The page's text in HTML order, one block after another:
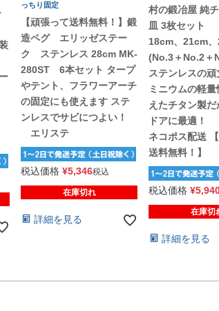
っちり固定
【頑張って送料無料！】鍛
造ペグ エリッゼステー
ク ステンレス 28cm MK-
280ST 6本セット タープ
やテント、フラワーアーチ
の固定にも使えます ステ
ンレスでサビにつよい！
エリステ
税込価格 ¥5,346税込
在庫切れ
詳細を見る
村の鍛冶屋 純
皿 3枚セット
18cm、21cm
(No.3＋No.2
ステンレスの
ミニウムの軽
えたチタン製だ
ドアに最適！
ネコポス配送
送料無料！】
税込価格 ¥
在庫切
詳細を見る